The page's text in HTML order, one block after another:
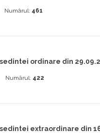
Numărul: 461
ordinare din
Numărul: 422
extraordinare din